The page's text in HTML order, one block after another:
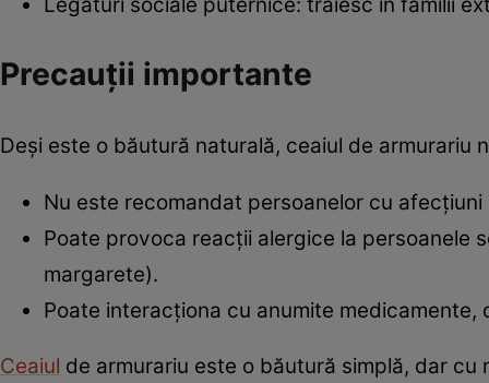
Precauții importante
Deși este o băutură naturală, ceaiul de armurariu
Nu este recomandat persoanelor cu
Poate provoca reacții alergice la persoanele
margarete).
Poate interacționa cu anumite
Ceaiul de armurariu este o băutură simplă, dar